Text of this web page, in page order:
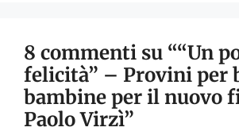
8 commenti su ““Un
felicità” – Provini per
bambine per il nuovo
Paolo Virzì”